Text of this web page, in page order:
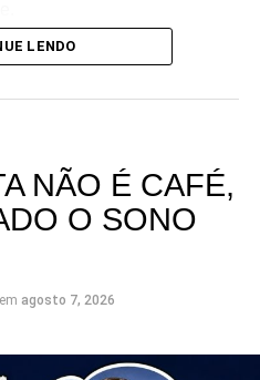
afirmou acreditar na
Legislativa, segue
e reunindo lideranças de
da sociedade em torno de
LENDO
NÃO É CAFÉ,
O SONO
em agosto 7, 2026